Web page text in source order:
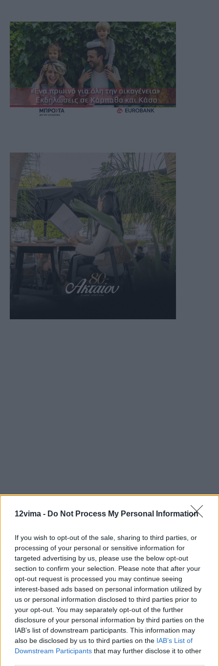
12vima - Do Not Process My Personal Information
If you wish to opt-out of the sale, sharing to third parties, or
processing of your personal or sensitive information for
targeted advertising by us, please use the below opt-out
section to confirm your selection. Please note that after your
opt-out request is processed you may continue seeing
interest-based ads based on personal information utilized by
us or personal information disclosed to third parties prior to
your opt-out. You may separately opt-out of the further
disclosure of your personal information by third parties on the
IAB’s list of downstream participants. This information may
also be disclosed by us to third parties on the IAB’s List of
Downstream Participants that may further disclose it to other